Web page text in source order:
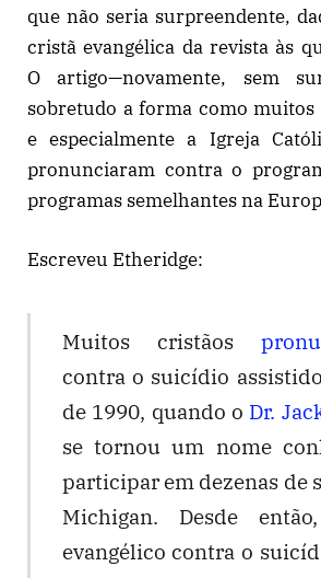
que não seria surpreendente,
cristã evangélica da revista às
O artigo—novamente, sem
sobretudo a forma como muitos
e especialmente a Igreja
pronunciaram contra o
programas semelhantes na
Escreveu Etheridge:
Muitos cristãos
contra o suicídio
de 1990, quando o Dr.
se tornou um nome
participar em dezenas de
Michigan. Desde
evangélico contra o